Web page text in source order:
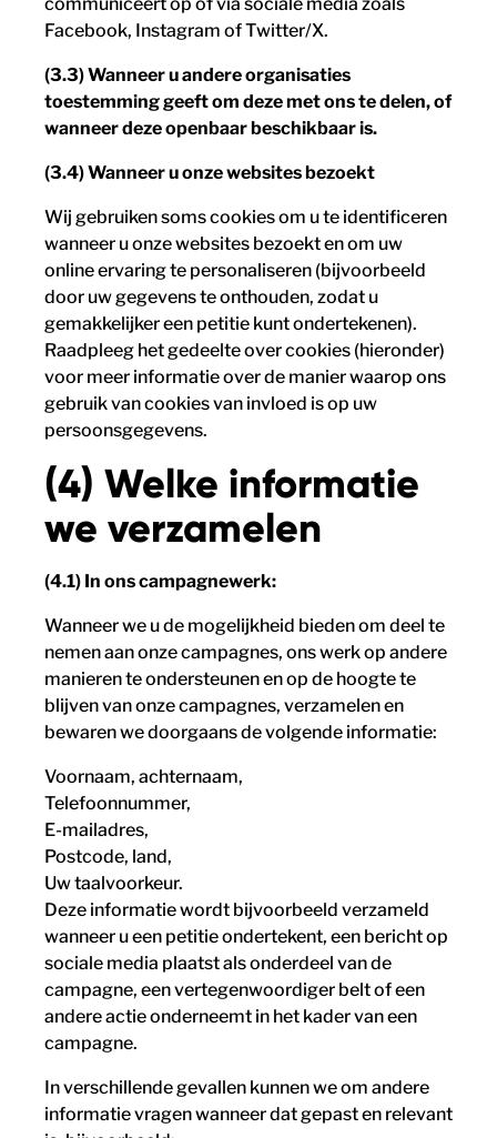
Facebook, Instagram of Twitter/X.
(3.3) Wanneer u andere organisaties
toestemming geeft om deze met ons te delen, of
wanneer deze openbaar beschikbaar is.
(3.4) Wanneer u onze websites bezoekt
Wij gebruiken soms cookies om u te identificeren
wanneer u onze websites bezoekt en om uw
online ervaring te personaliseren (bijvoorbeeld
door uw gegevens te onthouden, zodat u
gemakkelijker een petitie kunt ondertekenen).
Raadpleeg het gedeelte over cookies (hieronder)
voor meer informatie over de manier waarop ons
gebruik van cookies van invloed is op uw
persoonsgegevens.
(4) Welke informatie
we verzamelen
(4.1) In ons campagnewerk:
Wanneer we u de mogelijkheid bieden om deel te
nemen aan onze campagnes, ons werk op andere
manieren te ondersteunen en op de hoogte te
blijven van onze campagnes, verzamelen en
bewaren we doorgaans de volgende informatie:
Voornaam, achternaam,
Telefoonnummer,
E-mailadres,
Postcode, land,
Uw taalvoorkeur.
Deze informatie wordt bijvoorbeeld verzameld
wanneer u een petitie ondertekent, een bericht op
sociale media plaatst als onderdeel van de
campagne, een vertegenwoordiger belt of een
andere actie onderneemt in het kader van een
campagne.
In verschillende gevallen kunnen we om andere
informatie vragen wanneer dat gepast en relevant